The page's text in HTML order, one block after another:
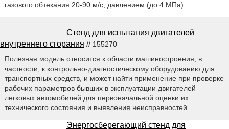
газового обтекания 20-90 м/с, давлением (до 4 МПа).
Стенд для испытания двигателей
внутреннего сгорания // 155270
Полезная модель относится к области машиностроения, в
частности, к контрольно-диагностическому оборудованию для
транспортных средств, и может найти применение при проверке
рабочих параметров бывших в эксплуатации двигателей
легковых автомобилей для первоначальной оценки их
технического состояния и выявления неисправностей.
Энергосберегающий стенд для